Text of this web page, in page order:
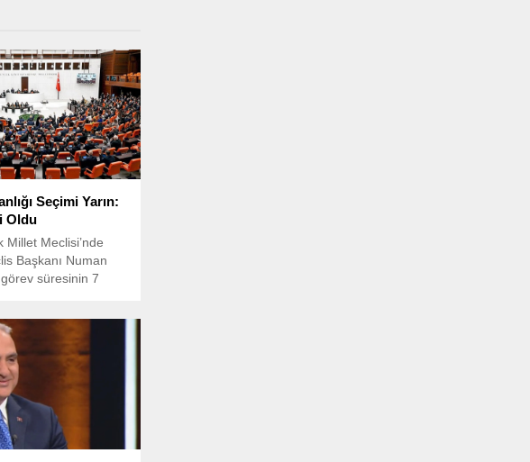
Seçimi Yarın:
Oldu
Millet Meclisi’nde
Başkanı Numan
süresinin 7
belirlenmesi için